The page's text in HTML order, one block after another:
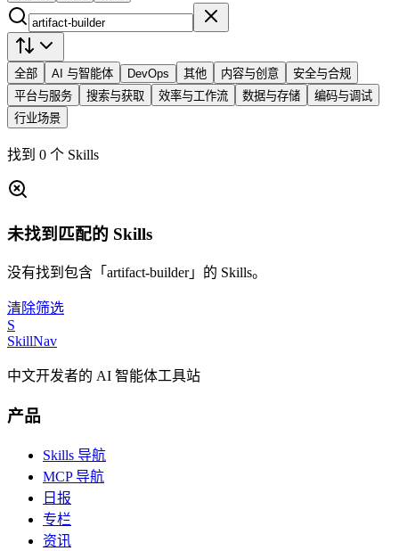
全部 AI 与智能体 DevOps 其他 内容与创意
安全与合规
平台与服务
搜索与获取 效率与工作流 数据与存储
编码与调试
行业场景
找到 0 个 Skills
未找到匹配的 Skills
没有找到包含「artifact-builder」的 Skills。
清除筛选
S
SkillNav
中文开发者的 AI 智能体工具站
产品
Skills 导航
MCP 导航
日报
专栏
资讯